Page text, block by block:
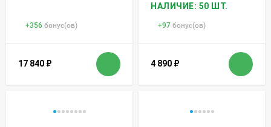
+356 бонус(ов)
17 840 ₽
НАЛИЧИЕ: 50 ШТ.
+97 бонус(ов)
4 890 ₽